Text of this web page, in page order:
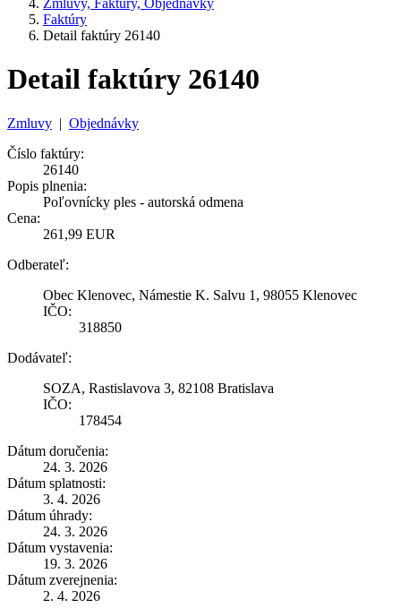
Zmluvy, Faktúry, Objednávky
Faktúry
Detail faktúry 26140
Detail faktúry 26140
Zmluvy | Objednávky
Číslo faktúry:
26140
Popis plnenia:
Poľovnícky ples - autorská odmena
Cena:
261,99 EUR
Odberateľ:
Obec Klenovec, Námestie K. Salvu 1, 98055 Klenovec
IČO:
318850
Dodávateľ:
SOZA, Rastislavova 3, 82108 Bratislava
IČO:
178454
Dátum doručenia:
24. 3. 2026
Dátum splatnosti:
3. 4. 2026
Dátum úhrady:
24. 3. 2026
Dátum vystavenia:
19. 3. 2026
Dátum zverejnenia:
2. 4. 2026